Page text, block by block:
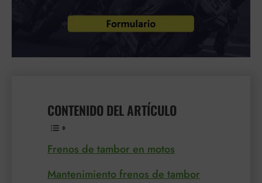
CONTENIDO DEL ARTÍCULO
Frenos de tambor en motos
Mantenimiento frenos de tambor